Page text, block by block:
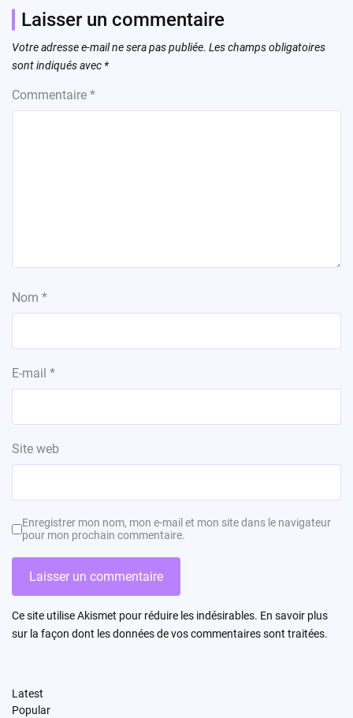
Laisser un commentaire
Votre adresse e-mail ne sera pas publiée. Les champs obligatoires
sont indiqués avec *
Commentaire *
Nom *
E-mail *
Site web
Enregistrer mon nom, mon e-mail et mon site dans le navigateur
pour mon prochain commentaire.
Ce site utilise Akismet pour réduire les indésirables. En savoir plus
sur la façon dont les données de vos commentaires sont traitées.
Latest
Popular